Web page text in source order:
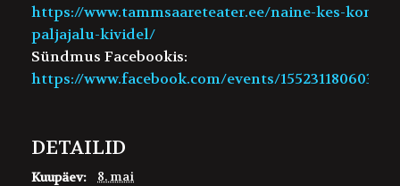
https://www.tammsaareteater.ee/naine-kes-kondis-
paljajalu-kividel/
Sündmus Facebookis:
https://www.facebook.com/events/
DETAILID
Kuupäev:
8. mai